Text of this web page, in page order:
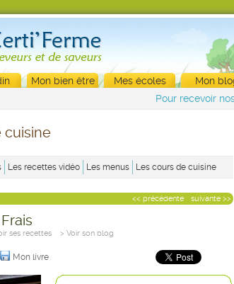
Mon bien être Mes écoles
Mon
Pour recevoir
cuisine
Les recettes vidéo Les menus Les cours de cuisine
suivante >>
<< précédente
ses recettes > Voir son blog
Mon livre